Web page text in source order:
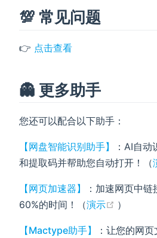
💯 常见问题
👉 点击查看
👻 更多助手
您还可以配合以下助手：
【网盘智能识别助手】
：AI自
和提取码并帮助您自动打开！（
【网页加速器】
：加速网页中
60%的时间！（演示 (opens
）
【Mactype助手】
：让您的网